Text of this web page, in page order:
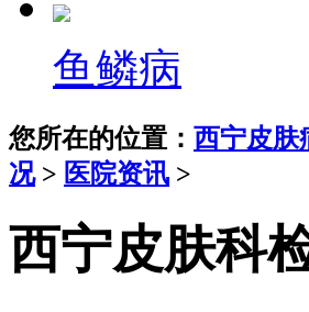
鱼鳞病
您所在的位置： 西宁皮肤
况> 医院资讯 >
西宁皮肤科